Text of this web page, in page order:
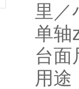
里／
单
台面
用途